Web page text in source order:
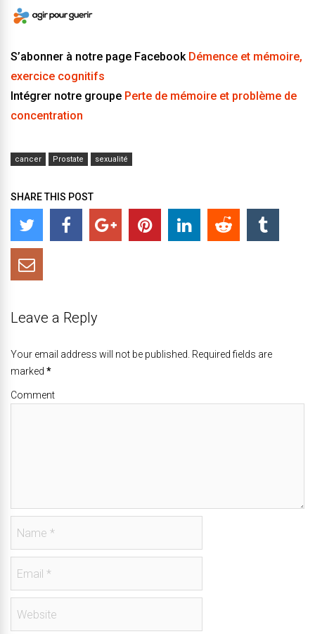
S’abonner à notre page Facebook Démence et mémoire,
exercice cognitifs
Intégrer notre groupe Perte de mémoire et problème de
concentration
cancer Prostate sexualité
SHARE THIS POST
Leave a Reply
Your email address will not be published. Required fields are
marked *
Comment